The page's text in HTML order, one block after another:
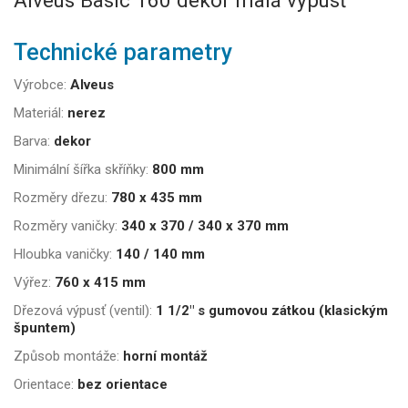
Technické parametry
Výrobce: Alveus
Materiál: nerez
Barva: dekor
Minimální šířka skříňky: 800 mm
Rozměry dřezu: 780 x 435 mm
Rozměry vaničky: 340 x 370 / 340 x 370 mm
Hloubka vaničky: 140 / 140 mm
Výřez: 760 x 415 mm
Dřezová výpusť (ventil): 1 1/2" s gumovou zátkou (klasickým
špuntem)
Způsob montáže: horní montáž
Orientace: bez orientace